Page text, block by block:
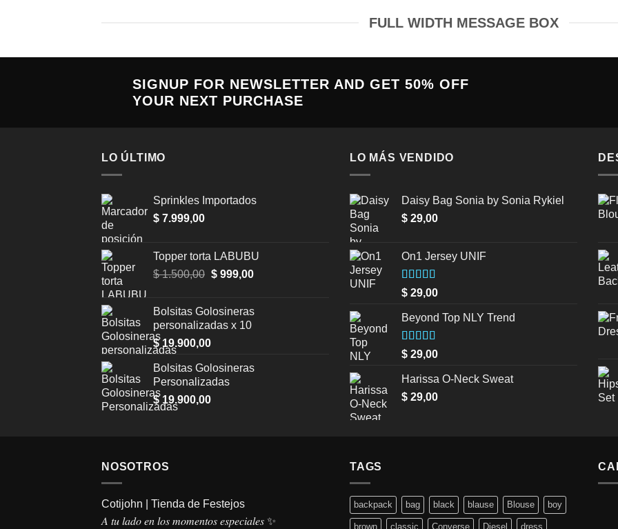
FULL WIDTH MESSAGE BOX
SIGNUP FOR NEWSLETTER AND GET 50% OFF
YOUR NEXT PURCHASE
LO ÚLTIMO
Sprinkles Importados
$ 7.999,00
Topper torta LABUBU
$1.500,00 Original
$ 1.500,00.
$999,00Current
$ 999,00.
Bolsitas Golosineras
personalizadas x 10
$19.900,00
Bolsitas Golosineras
Personalizadas
$19.900,00
LO MÁS VENDIDO
Daisy Bag Sonia by Sonia Rykiel
$ 29,00
On1 Jersey UNIF
Valorado en
5.00
de 5
$ 29,00
Beyond Top NLY Trend
Valorado
en
3.50
de 5
$ 29,00
Harissa O-Neck Sweat
$ 29,00
NOSOTROS
Cotijohn | Tienda de Festejos
𝐴 𝑡𝑢 𝑙𝑎𝑑𝑜 𝑒𝑛 𝑙𝑜𝑠 𝑚𝑜𝑚𝑒𝑛𝑡𝑜𝑠 𝑒𝑠𝑝𝑒𝑐𝑖𝑎𝑙𝑒𝑠 ✨
TAGS
backpack bag black blause Blouse boy
brown classic Converse Diesel dress